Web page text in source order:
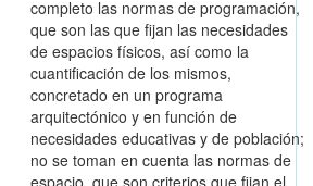
completo las normas de programación,
que son las que fijan las necesidades
de espacios físicos, así como la
cuantificación de los mismos,
concretado en un programa
arquitectónico y en función de
necesidades educativas y de población;
no se toman en cuenta las normas de
espacio, que son criterios que fijan el